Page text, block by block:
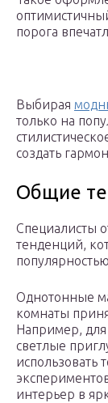
порога
Выбирая
только на
создать
Общие
Специалисты
тенденций,
Однотонные
комнаты
Например,
светлые
интерьер в